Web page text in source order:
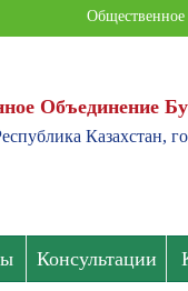
Общественное
Объединение
Казахстан,
Консультации